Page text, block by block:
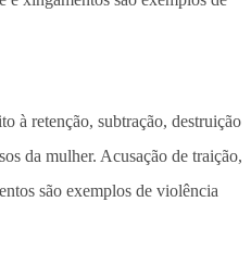
à retenção, subtração, destruição
da mulher. Acusação de traição,
são exemplos de violência